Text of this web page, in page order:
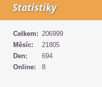
Statistiky
Online: 8
Celkem: 206999
Měsíc:
21805
Den:
694